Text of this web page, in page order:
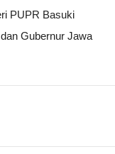
PUPR Basuki
Gubernur Jawa